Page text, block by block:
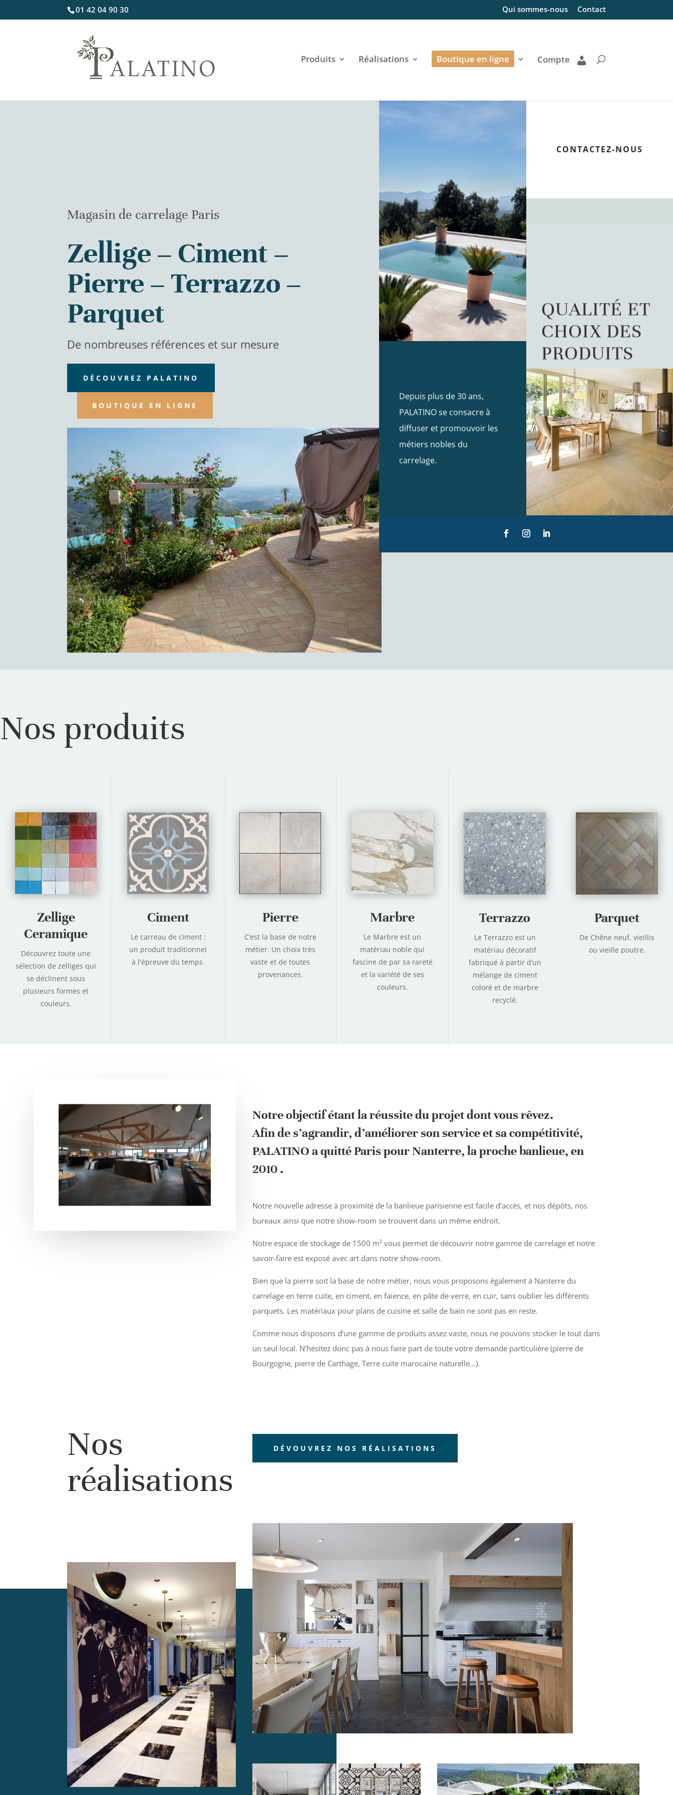
01 42 04 90 30 Qui sommes-nous Contact
Produits Réalisations Boutique en ligne Compte
Magasin de carrelage Paris
Zellige – Ciment –
Pierre – Terrazzo –
Parquet
De nombreuses références et sur mesure
DÉCOUVREZ PALATINO
BOUTIQUE EN LIGNE
Depuis plus de 30 ans,
PALATINO se consacre à
diffuser et promouvoir les
métiers nobles du
carrelage.
CONTACTEZ-NOUS
QUALITÉ ET
CHOIX DES
PRODUITS
Nos produits
Zellige
Ceramique
Découvrez toute une
sélection de zelliges qui
se déclinent sous
plusieurs formes et
couleurs.
Ciment
Le carreau de ciment :
un produit traditionnel
à l'épreuve du temps.
Pierre
C’est la base de notre
métier. Un choix très
vaste et de toutes
provenances.
Marbre
Le Marbre est un
matériau noble qui
fascine de par sa rareté
et la variété de ses
couleurs.
Terrazzo
Le Terrazzo est un
matériau décoratif
fabriqué à partir d’un
mélange de ciment
coloré et de marbre
recyclé.
Parquet
De Chêne neuf, vieillis
ou vieille poutre.
Notre objectif étant la réussite du projet dont vous rêvez.
Afin de s’agrandir, d’améliorer son service et sa compétitivité,
PALATINO a quitté Paris pour Nanterre, la proche banlieue, en
2010 .
Notre nouvelle adresse à proximité de la banlieue parisienne est facile d’accès, et nos dépôts, nos
bureaux ainsi que notre show-room se trouvent dans un même endroit.
Notre espace de stockage de 1500 m² vous permet de découvrir notre gamme de carrelage et notre
savoir-faire est exposé avec art dans notre show-room.
Bien que la pierre soit la base de notre métier, nous vous proposons également à Nanterre du
carrelage en terre cuite, en ciment, en faïence, en pâte de verre, en cuir, sans oublier les différents
parquets. Les matériaux pour plans de cuisine et salle de bain ne sont pas en reste.
Comme nous disposons d’une gamme de produits assez vaste, nous ne pouvons stocker le tout dans
un seul local. N’hésitez donc pas à nous faire part de toute votre demande particulière (pierre de
Bourgogne, pierre de Carthage, Terre cuite marocaine naturelle…).
Nos
réalisations
DÉVOUVREZ NOS RÉALISATIONS